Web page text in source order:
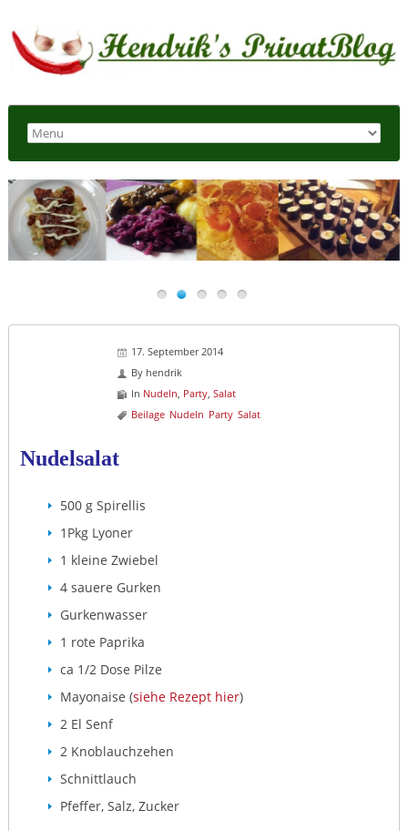
17. September 2014
By hendrik
In Nudeln Party, Salat
Beilage Nudeln Party Salat
Nudelsalat
500 g Spirellis
1Pkg Lyoner
1 kleine Zwiebel
4 sauere Gurken
Gurkenwasser
1 rote Paprika
ca 1/2 Dose Pilze
Mayonaise (siehe Rezept hier)
2 El Senf
2 Knoblauchzehen
Schnittlauch
Pfeffer, Salz, Zucker